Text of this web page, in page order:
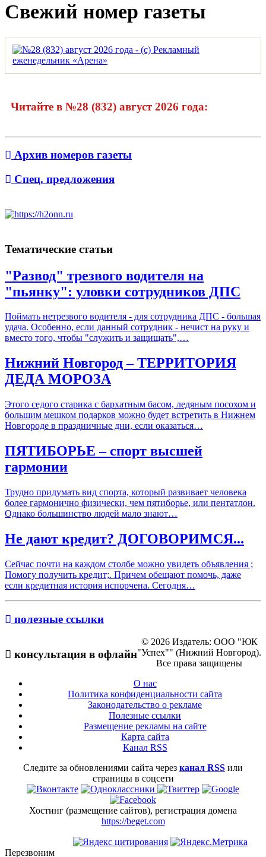
Свежий номер газеты
Читайте в №28 (832) август 2026 года:
Архив номеров газеты
Спец. предложения
Тематические статьи
"Развод" трезвого водителя на
"пьянку": уловки сотрудников ДПС
Поймать нетрезвого водителя - для сотрудника ДПС - большая
удача. Особенно, если данный сотрудник - нечист на руку и
вместо того, чтобы "служить и защищать",…
Нижний Новгород – ТЕРРИТОРИЯ
ДЕДА МОРОЗА
Этого седого старика с бархатным басом, ледяным посохом и
большим мешком подарков можно будет встретить в Нижнем
Новгороде в праздничные дни, если оказаться…
ПЯТИБОРЬЕ – спорт высшей
гармонии
Трудно придумать вид спорта, который развивает человека
более гармонично физически, чем пятиборье, или пентатлон.
Однако большинство людей мало знают…
Не дают кредит? ДОГОВОРИМСЯ...
Сейчас почти на каждом столбе можно увидеть объявления ;
Помогу получить кредит;. Причем обещают помочь, даже
если кредитная история испорчена. Сегодня…
полезные ссылки
консультация в офлайн
© 2026 Издатель: ООО "ЮК
"Успех"" (Нижний Новгород).
Все права защищены
О нас
Политика конфиденциальности сайта
Законодательство о рекламе
Полезные ссылки
Размещение рекламы на сайте
Карта сайта
Канал RSS
Следите за обновлениями сайта через канал RSS или
страницы в соцсети
Хостинг (размещение сайтов), регистрация домена
https://beget.com
Перезвоним